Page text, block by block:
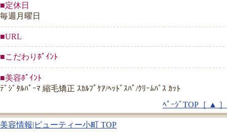
■定休日
毎週月曜日
■URL
■こだわりﾎﾟｲﾝﾄ
■美容ﾎﾟｲﾝﾄ
ﾃﾞｼﾞﾀﾙﾊﾟｰﾏ 縮毛矯正 ｽｶﾙﾌﾟｹｱ/ﾍｯﾄﾞｽﾊﾟ/ｸﾘｰﾑﾊﾞｽ ｶｯﾄ
ﾍﾟｰｼﾞTOP［ ▲ ］
美容情報|ビューティー小町 TOP